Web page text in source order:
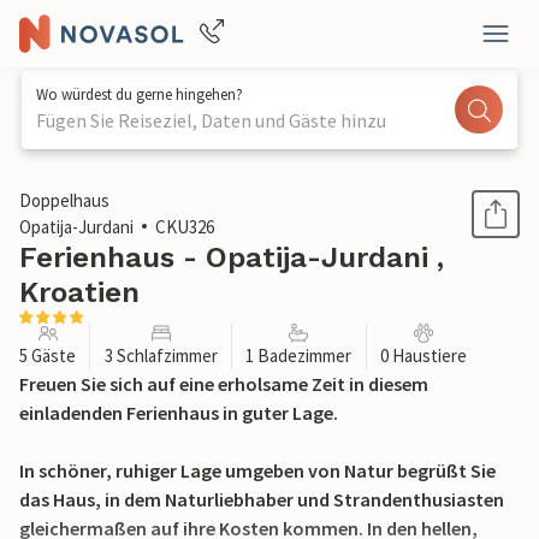
Wo würdest du gerne hingehen?
Fügen Sie Reiseziel, Daten und Gäste hinzu
1 / 34
Doppelhaus
Opatija-Jurdani
CKU326
Ferienhaus - Opatija-Jurdani ,
Kroatien
5 Gäste 3 Schlafzimmer 1 Badezimmer 0 Haustiere
Freuen Sie sich auf eine erholsame Zeit in diesem
einladenden Ferienhaus in guter Lage.
In schöner, ruhiger Lage umgeben von Natur begrüßt Sie
das Haus, in dem Naturliebhaber und Strandenthusiasten
gleichermaßen auf ihre Kosten kommen. In den hellen,